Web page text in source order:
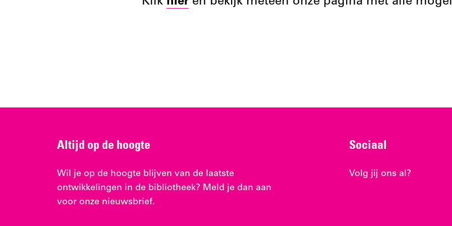
Altijd op de hoogte
Wil je op de hoogte blijven van de laatste
ontwikkelingen in de bibliotheek? Meld je dan aan
voor onze nieuwsbrief.
Sociaal
Volg jij ons al?